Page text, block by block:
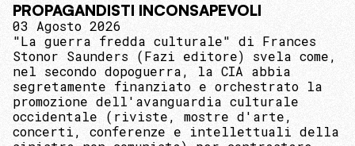
PROPAGANDISTI INCONSAPEVOLI
03 Agosto 2026
"La guerra fredda culturale" di Frances
Stonor Saunders (Fazi editore) svela come,
nel secondo dopoguerra, la CIA abbia
segretamente finanziato e orchestrato la
promozione dell'avanguardia culturale
occidentale (riviste, mostre d'arte,
concerti, conferenze e intellettuali della